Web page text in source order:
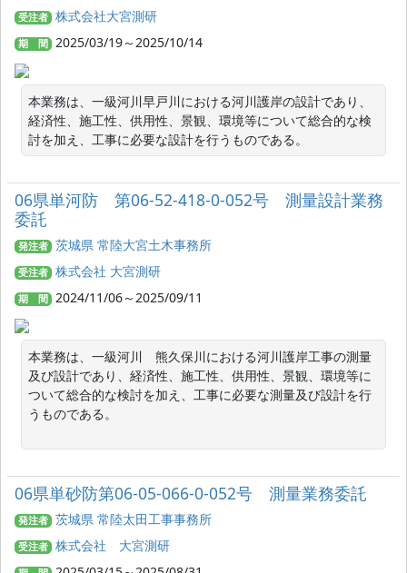
受注者 株式会社大宮測研
期 間 2025/03/19～2025/10/14
本業務は、一級河川早戸川における河川護岸の設計であり、
経済性、施工性、供用性、景観、環境等について総合的な検
討を加え、工事に必要な設計を行うものである。
06県単河防 第06-52-418-0-052号 測量設計業務
委託
発注者 茨城県 常陸大宮土木事務所
受注者 株式会社 大宮測研
期 間 2024/11/06～2025/09/11
本業務は、一級河川　熊久保川における河川護岸工事の測量
及び設計であり、経済性、施工性、供用性、景観、環境等に
ついて総合的な検討を加え、工事に必要な測量及び設計を行
うものである。
06県単砂防第06-05-066-0-052号 測量業務委託
発注者 茨城県 常陸太田工事事務所
受注者 株式会社 大宮測研